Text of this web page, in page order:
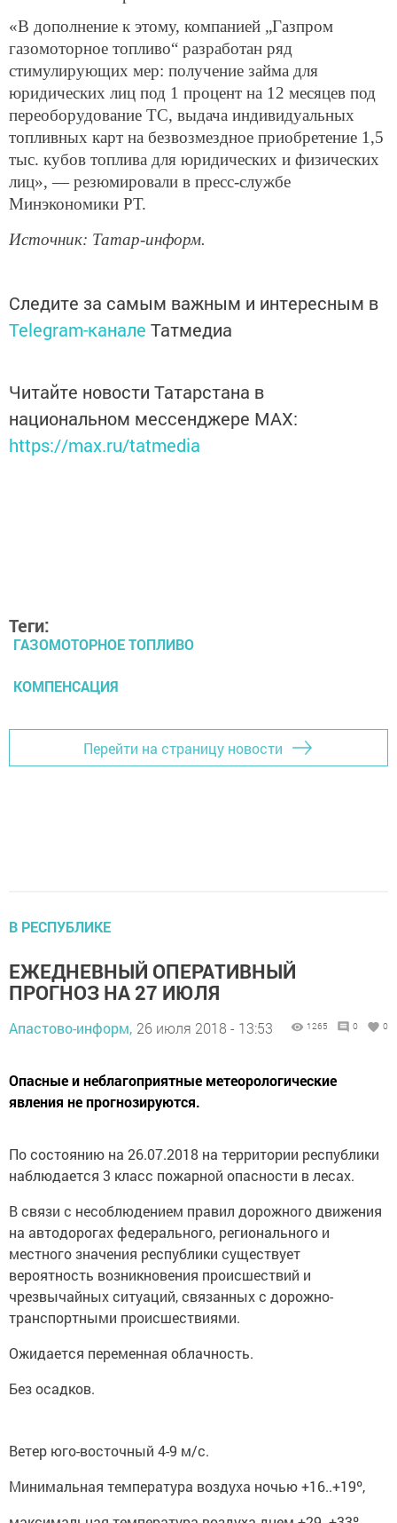
«В дополнение к этому, компанией „Газпром
газомоторное топливо“ разработан ряд
стимулирующих мер: получение займа для
юридических лиц под 1 процент на 12 месяцев под
переоборудование ТС, выдача индивидуальных
топливных карт на безвозмездное приобретение 1,5
тыс. кубов топлива для юридических и физических
лиц», — резюмировали в пресс-службе
Минэкономики РТ.
Источник: Татар-информ.
Следите за самым важным и интересным в
Telegram-канале Татмедиа
Читайте новости Татарстана в
национальном мессенджере MАХ:
https://max.ru/tatmedia
Теги:
ГАЗОМОТОРНОЕ ТОПЛИВО
КОМПЕНСАЦИЯ
Перейти на страницу новости
В РЕСПУБЛИКЕ
ЕЖЕДНЕВНЫЙ ОПЕРАТИВНЫЙ
ПРОГНОЗ НА 27 ИЮЛЯ
Апастово-информ, 26 июля 2018 - 13:53 1265 0 0
Опасные и неблагоприятные метеорологические
явления не прогнозируются.
По состоянию на 26.07.2018 на территории республики
наблюдается 3 класс пожарной опасности в лесах.
В связи с несоблюдением правил дорожного движения
на автодорогах федерального, регионального и
местного значения республики существует
вероятность возникновения происшествий и
чрезвычайных ситуаций, связанных с дорожно-
транспортными происшествиями.
Ожидается переменная облачность.
Без осадков.
Ветер юго-восточный 4-9 м/с.
Минимальная температура воздуха ночью +16..+19º,